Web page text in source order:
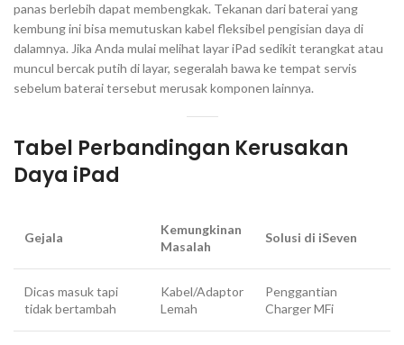
panas berlebih dapat membengkak. Tekanan dari baterai yang
kembung ini bisa memutuskan kabel fleksibel pengisian daya di
dalamnya. Jika Anda mulai melihat layar iPad sedikit terangkat atau
muncul bercak putih di layar, segeralah bawa ke tempat servis
sebelum baterai tersebut merusak komponen lainnya.
Tabel Perbandingan Kerusakan
Daya iPad
Gejala
Kemungkinan
Masalah
Solusi di iSeven
Dicas masuk tapi
tidak bertambah
Kabel/Adaptor
Lemah
Penggantian
Charger MFi